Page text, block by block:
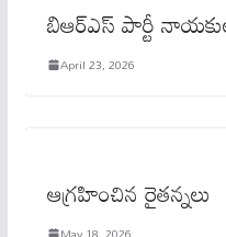
బిఆర్ఎస్ పార్టీ
April 23, 2026
ఆగ్రహించిన రైతన్నలు